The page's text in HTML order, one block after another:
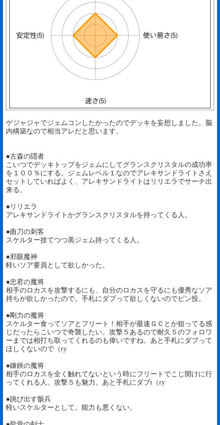
ゲジャジャでジェムコンしたかったのでデッキを妄想しました。脳
内構築なので相当アレだと思います。
●古森の隠者
こいつでデッキトップをジェムにしてグランスクリスタルの成功率
を１００％にする。ジェムレベル１なのでアレキサンドライトさえ
セットしていればよく、アレキサンドライトはリリエラでサーチ出
来る。
●リリエラ
アレキサンドライトかグランスクリスタルを持ってくる人。
●曲刀の刺客
スケルター捨てつつ黒ジェム持ってくる人。
●邪眼魔神
軽いソア要員として欲しかった。
●忠君の魔将
相手のロカスを攻撃するにも、自分のロカスを守るにも優秀なソア
持ちが欲しかったので。手札にダブって欲しくないのでピン投。
●剛力の魔将
スケルター食ってソアとフリート！相手が最速ＧＣとか狙ってる感
じだったらこいつで奇襲したい。攻撃５あるので耐久５のフォロワ
ーまでは相打ち取ってくれるのも偉いですね。あと手札にダブって
ほしくないので（ry
●鎌鋏の魔将
相手のロカスを全く触れてないという時にフリートでこじ開けに行
ってくれる人。攻撃５も魅力。あと手札にダブt（ry
●跳び出す骸兵
軽いスケルターとして。能力も悪くない。